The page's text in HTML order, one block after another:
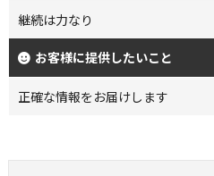
継続は力なり
お客様に提供したいこと
正確な情報をお届けします